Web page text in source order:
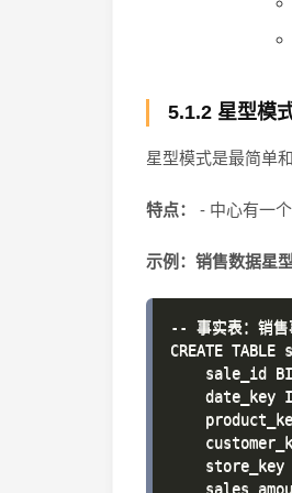
5.1.2 星型模
星型模式是最简单
特点： - 中心有一
示例：销售数据星
-- 事实表：销售
CREATE
sale_id
date_key
store_key